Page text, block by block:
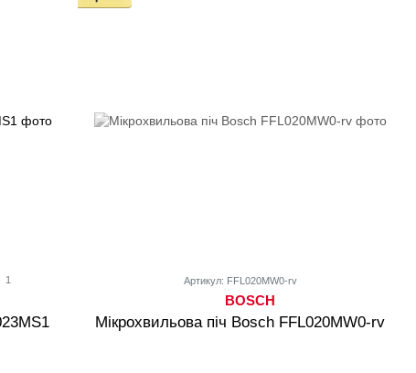
1 Артикул: FFL020MW0-rv
BOSCH
Мікрохвильова піч Bosch FFL020MW0-rv